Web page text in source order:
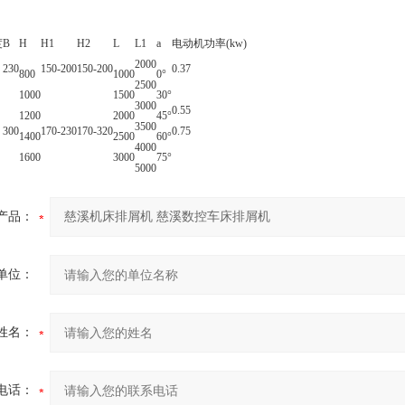
B H H1 H2 L L1 a
电动机功率(kw)
230800
1000
1200
1400
1600
150-200150-2001000
1500
2000
2500
3000
2000
2500
3000
3500
4000
5000
0°
30°
45°
60°
75°
0.37
300 170-230170-320
0.55
0.75
品：
位：
名：
话：